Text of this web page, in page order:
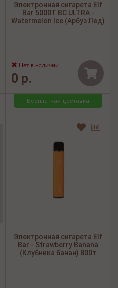
Электронная сигарета Elf
Bar 5000Т BC ULTRA -
Watermelon Ice (Арбуз Лед)
Нет в наличии
0 р.
Бесплатная доставка
Электронная сигарета Elf
Bar - Strawberry Banana
(Клубника банан) 800т